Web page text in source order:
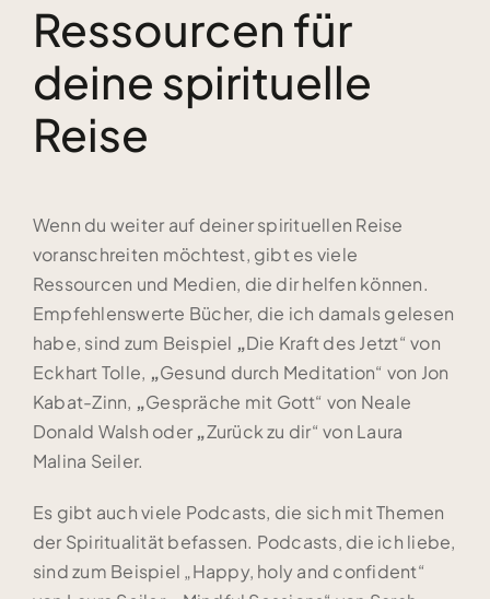
Ressourcen für
deine spirituelle
Reise
Wenn du weiter auf deiner spirituellen Reise
voranschreiten möchtest, gibt es viele
Ressourcen und Medien, die dir helfen können.
Empfehlenswerte Bücher, die ich damals gelesen
habe, sind zum Beispiel „Die Kraft des Jetzt“ von
Eckhart Tolle, „Gesund durch Meditation“ von Jon
Kabat-Zinn, „Gespräche mit Gott“ von Neale
Donald Walsh oder „Zurück zu dir“ von Laura
Malina Seiler.
Es gibt auch viele Podcasts, die sich mit Themen
der Spiritualität befassen. Podcasts, die ich liebe,
sind zum Beispiel „Happy, holy and confident“